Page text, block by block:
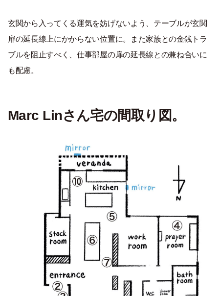
玄関から入ってくる運気を妨げないよう、テーブルが玄関
扉の延長線上にかからない位置に。また家族との金銭トラ
ブルを阻止すべく、仕事部屋の扉の延長線との兼ね合いに
も配慮。
Marc Linさん宅の間取り図。